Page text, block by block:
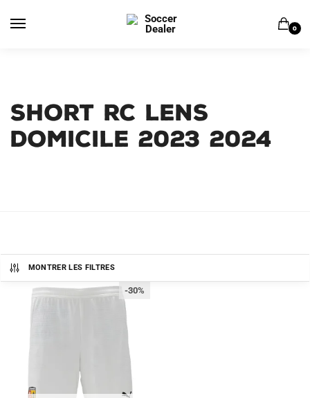
0
SHORT RC LENS
DOMICILE 2023 2024
MONTRER LES FILTRES
-30%